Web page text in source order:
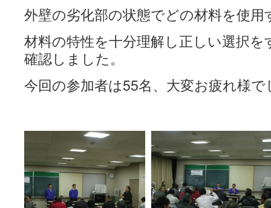
外壁の劣化部の状態でどの材料を使用
材料の特性を十分理解し正しい選択を
確認しました。
今回の参加者は55名、大変お疲れ様で